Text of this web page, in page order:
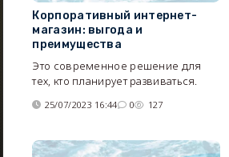
Корпоративный интернет-
магазин: выгода и
преимущества
Это современное решение для
тех, кто планирует развиваться.
25/07/2023 16:44 0 127